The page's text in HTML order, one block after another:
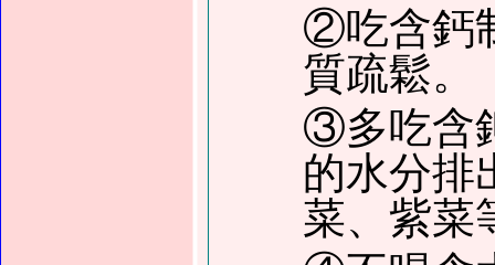
②吃含鈣
質疏鬆。
③多吃含
的水分排
菜、紫菜